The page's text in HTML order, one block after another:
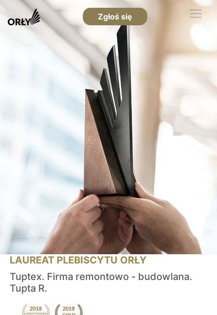
Zgłoś się
LAUREAT PLEBISCYTU ORŁY
Tuptex. Firma remontowo - budowlana.
Tupta R.